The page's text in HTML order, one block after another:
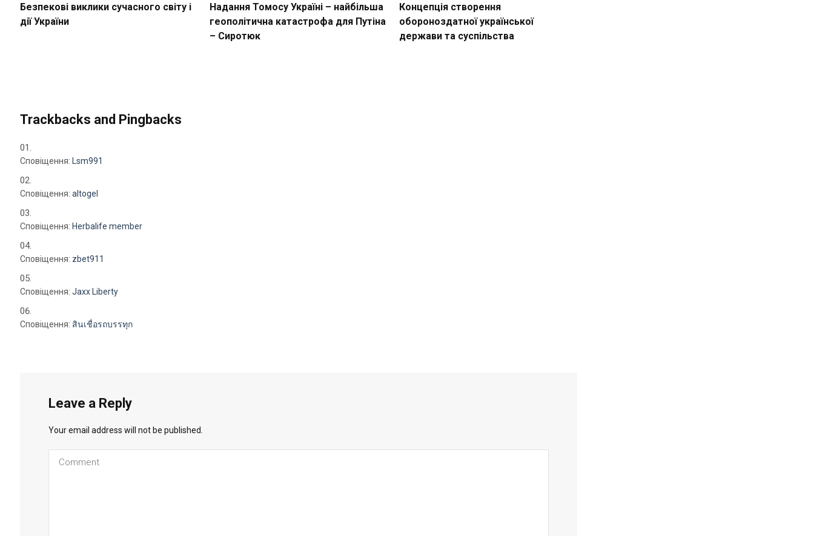
Безпекові виклики сучасного світу і
дії України
Надання Томосу Україні – найбільша
геополітична катастрофа для Путіна
– Сиротюк
Концепція створення
обороноздатної української
держави та суспільства
Trackbacks and Pingbacks
Сповіщення: Lsm991
Сповіщення:altogel
Сповіщення: Herbalife member
Сповіщення: zbet911
Сповіщення:Jaxx Liberty
Сповіщення: สินเชื่อรถบรรทุก
Leave a Reply
Your email address will not be published.